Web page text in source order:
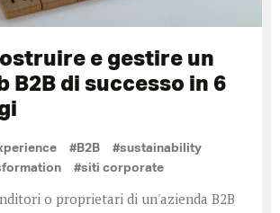
e gestire un
B2B di successo in 6
#B2B #sustainability
#siti corporate
o proprietari di un'azienda B2B